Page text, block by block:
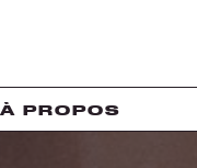
À PROPOS